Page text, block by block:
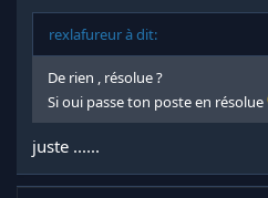
rexlafureur à dit:
De rien , résolue ?
Si oui passe ton poste en résolue
juste ......